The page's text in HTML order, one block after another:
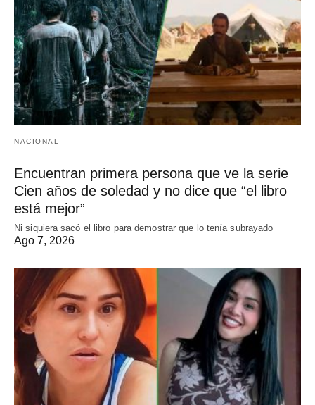
NACIONAL
Encuentran primera persona que ve la serie
Cien años de soledad y no dice que “el libro
está mejor”
Ni siquiera sacó el libro para demostrar que lo tenía subrayado
Ago 7, 2026